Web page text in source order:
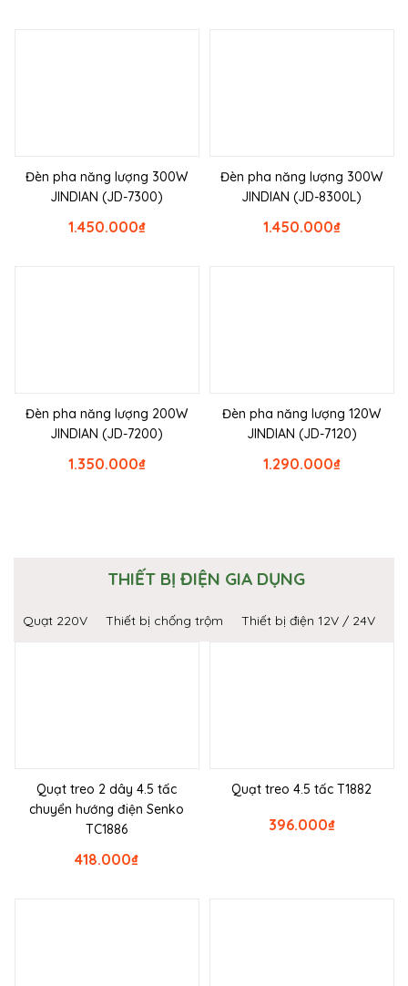
Đèn pha năng lượng 300W
JINDIAN (JD-7300)
₫
1.450.000
Đèn pha năng lượng 300W
JINDIAN (JD-8300L)
₫
1.450.000
Đèn pha năng lượng 200W
JINDIAN (JD-7200)
₫
1.350.000
Đèn pha năng lượng 120W
JINDIAN (JD-7120)
₫
1.290.000
THIẾT BỊ ĐIỆN GIA DỤNG
Quạt 220V Thiết bị chống trộm Thiết bị điện 12V / 24V
Quạt treo 2 dây 4.5 tấc
chuyển hướng điện Senko
TC1886
₫
418.000
Quạt treo 4.5 tấc T1882
₫
396.000